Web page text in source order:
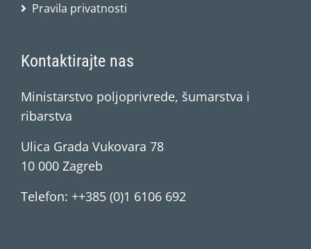
Pravila privatnosti
Kontaktirajte nas
Ministarstvo poljoprivrede, šumarstva i
ribarstva
Ulica Grada Vukovara 78
10 000 Zagreb
Telefon: ++385 (0)1 6106 692